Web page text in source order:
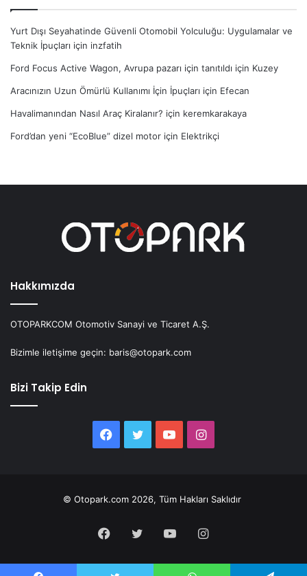
Yurt Dışı Seyahatinde Güvenli Otomobil Yolculuğu: Uygulamalar ve
Teknik İpuçları için inzfatih
Ford Focus Active Wagon, Avrupa pazarı için tanıtıldı için Kuzey
Aracınızın Uzun Ömürlü Kullanımı İçin İpuçları için Efecan
Havalimanından Nasıl Araç Kiralanır? için keremkarakaya
Ford’dan yeni “EcoBlue” dizel motor için Elektrikçi
Hakkımızda
OTOPARKCOM Otomotiv Sanayi ve Ticaret A.Ş.
Bizimle iletişime geçin: baris@otopark.com
Bizi Takip Edin
Facebook
Twitter YouTubeInstagram
© Otopark.com 2026, Tüm Hakları Saklıdır
Facebook
Twitter YouTubeInstagram